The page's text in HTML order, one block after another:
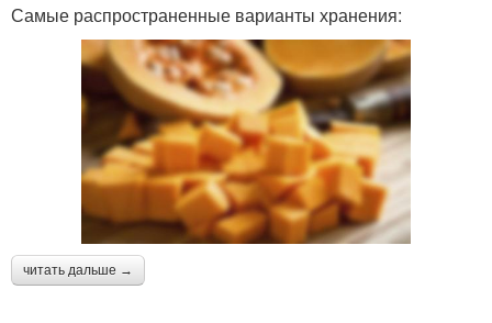
Самые распространенные варианты хранения:
читать дальше →